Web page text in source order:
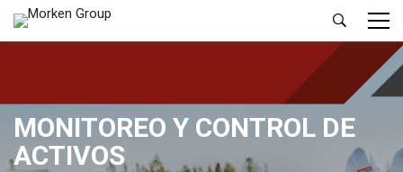
MONITOREO Y CONTROL DE
ACTIVOS